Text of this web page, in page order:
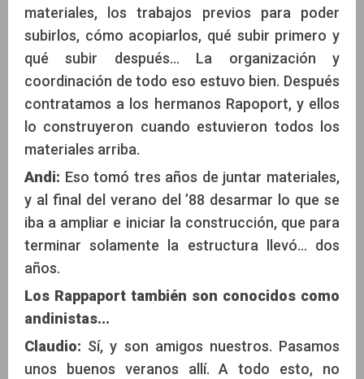
materiales, los trabajos previos para poder
subirlos, cómo acopiarlos, qué subir primero y
qué subir después... La organización y
coordinación de todo eso estuvo bien. Después
contratamos a los hermanos Rapoport, y ellos
lo construyeron cuando estuvieron todos los
materiales arriba.
Andi: Eso tomó tres años de juntar materiales,
y al final del verano del ’88 desarmar lo que se
iba a ampliar e iniciar la construcción, que para
terminar solamente la estructura llevó... dos
años.
Los Rappaport también son conocidos como
andinistas...
Claudio: Sí, y son amigos nuestros. Pasamos
unos buenos veranos allí. A todo esto, no